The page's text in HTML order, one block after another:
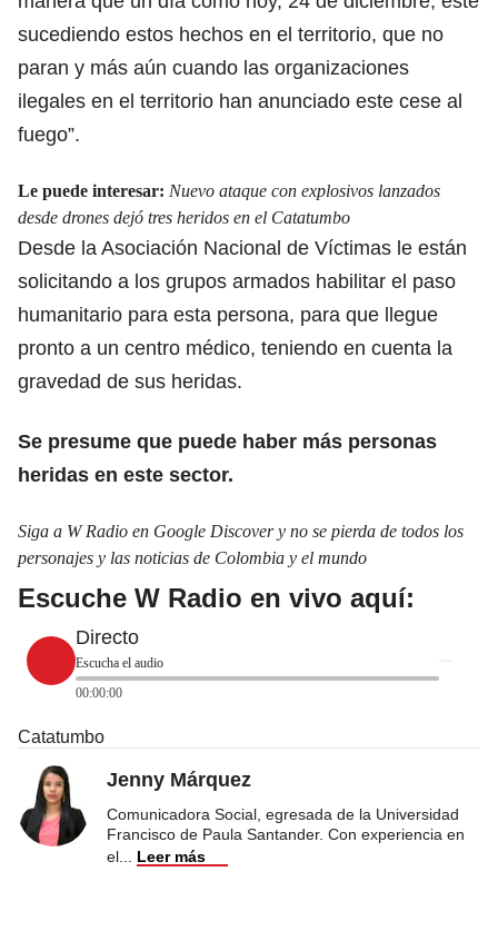
sucediendo estos hechos en el territorio, que no
paran y más aún cuando las organizaciones
ilegales en el territorio han anunciado este cese al
fuego”.
Le puede interesar: Nuevo ataque con explosivos lanzados
desde drones dejó tres heridos en el Catatumbo
Desde la Asociación Nacional de Víctimas le están
solicitando a los grupos armados habilitar el paso
humanitario para esta persona, para que llegue
pronto a un centro médico, teniendo en cuenta la
gravedad de sus heridas.
Se presume que puede haber más personas
heridas en este sector.
Siga a W Radio en Google Discover y no se pierda de todos los
personajes y las noticias de Colombia y el mundo
Escuche W Radio en vivo aquí:
Directo
Escucha el audio
00:00:00
Catatumbo
Jenny Márquez
Comunicadora Social, egresada de la Universidad
Francisco de Paula Santander. Con experiencia en
el
Leer más